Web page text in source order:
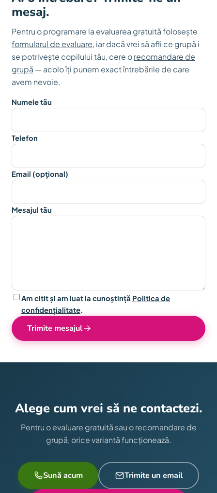
mesaj.
Pentru o programare la evaluarea gratuită folosește
formularul de evaluare, iar dacă vrei să afli ce grupă i
se potrivește copilului tău, cere orecomandare de
grupă — acolo îți punem exact întrebările de care
avem nevoie.
Numele tău
Telefon
Email (opțional)
Mesajul tău
Am citit și am luat la cunoștință Politica de
confidențialitate
Trimite mesajul
Alege cum vrei să ne contactezi.
Pentru o evaluare gratuită sau o recomandare de
grupă, orice variantă funcționează.
Sună acum Trimite un email